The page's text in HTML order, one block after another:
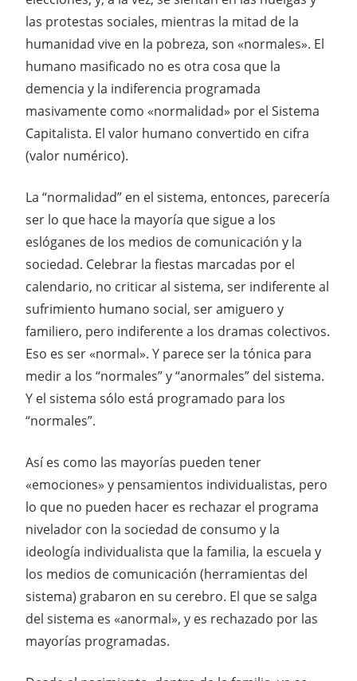
las protestas sociales, mientras la mitad de la
humanidad vive en la pobreza, son «normales». El
humano masificado no es otra cosa que la
demencia y la indiferencia programada
masivamente como «normalidad» por el Sistema
Capitalista. El valor humano convertido en cifra
(valor numérico).
La “normalidad” en el sistema, entonces, parecería
ser lo que hace la mayoría que sigue a los
eslóganes de los medios de comunicación y la
sociedad. Celebrar la fiestas marcadas por el
calendario, no criticar al sistema, ser indiferente al
sufrimiento humano social, ser amiguero y
familiero, pero indiferente a los dramas colectivos.
Eso es ser «normal». Y parece ser la tónica para
medir a los “normales” y “anormales” del sistema.
Y el sistema sólo está programado para los
“normales”.
Así es como las mayorías pueden tener
«emociones» y pensamientos individualistas, pero
lo que no pueden hacer es rechazar el programa
nivelador con la sociedad de consumo y la
ideología individualista que la familia, la escuela y
los medios de comunicación (herramientas del
sistema) grabaron en su cerebro. El que se salga
del sistema es «anormal», y es rechazado por las
mayorías programadas.